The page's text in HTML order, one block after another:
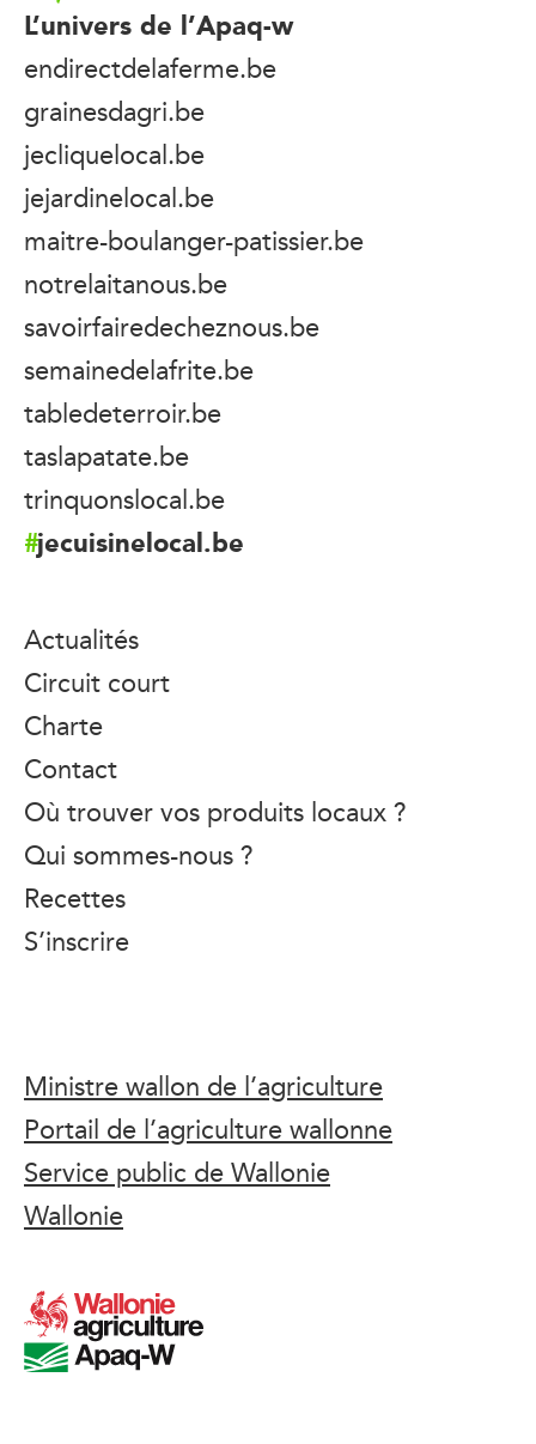
L’univers de l’Apaq-w
endirectdelaferme.be
grainesdagri.be
jecliquelocal.be
jejardinelocal.be
maitre-boulanger-patissier.be
notrelaitanous.be
savoirfairedecheznous.be
semainedelafrite.be
tabledeterroir.be
taslapatate.be
trinquonslocal.be
jecuisinelocal.be
Actualités
Circuit court
Charte
Contact
Où trouver vos produits locaux ?
Qui sommes-nous ?
Recettes
S’inscrire
Ministre wallon de l’agriculture
Portail de l’agriculture wallonne
Service public de Wallonie
Wallonie